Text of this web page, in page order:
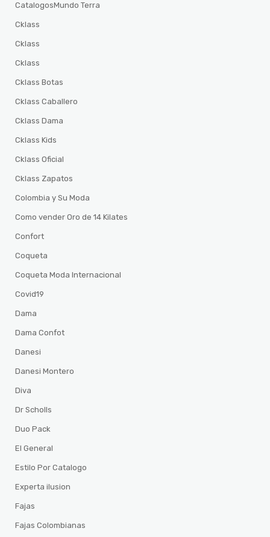
CatalogosMundo Terra
Cklass
Cklass
Cklass
Cklass Botas
Cklass Caballero
Cklass Dama
Cklass Kids
Cklass Oficial
Cklass Zapatos
Colombia y Su Moda
Como vender Oro de 14 Kilates
Confort
Coqueta
Coqueta Moda Internacional
Covid19
Dama
Dama Confot
Danesi
Danesi Montero
Diva
Dr Scholls
Duo Pack
El General
Estilo Por Catalogo
Experta ilusion
Fajas
Fajas Colombianas